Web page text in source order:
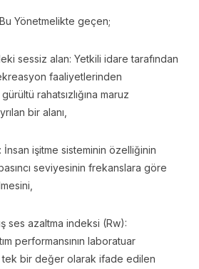
Yönetmelikte geçen;
alan: Yetkili idare tarafından
faaliyetlerinden
rahatsızlığına maruz
bir alanı,
işitme sisteminin özelliğinin
seviyesinin frekanslara göre
azaltma indeksi (Rw):
performansının laboratuar
tek bir değer olarak ifade edilen